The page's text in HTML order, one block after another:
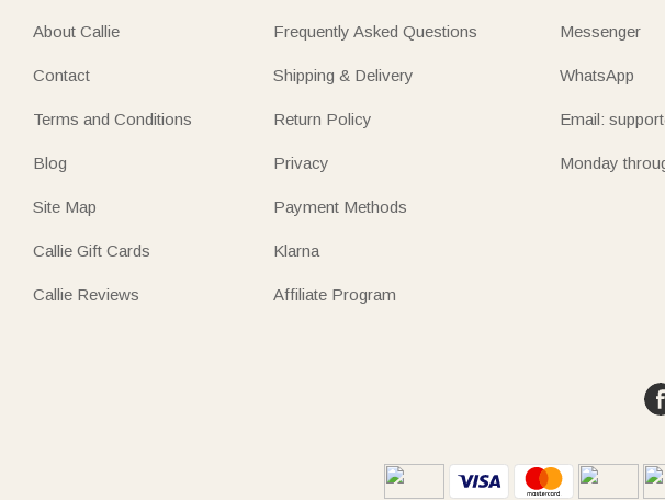
About Callie
Contact
Terms and Conditions
Blog
Site Map
Callie Gift Cards
Callie Reviews
Frequently Asked Questions
Shipping & Delivery
Return Policy
Privacy
Payment Methods
Klarna
Affiliate Program
Messenger
WhatsApp
Email:
Monday